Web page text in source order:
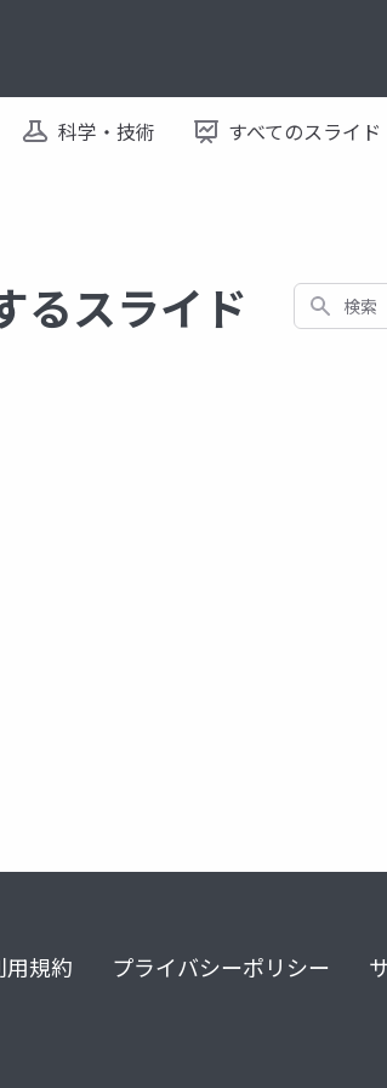
科学・技術 すべてのスライド
るスライド 検索
用規約 プライバシーポリシー